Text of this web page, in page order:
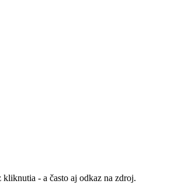
- a často aj odkaz na zdroj.